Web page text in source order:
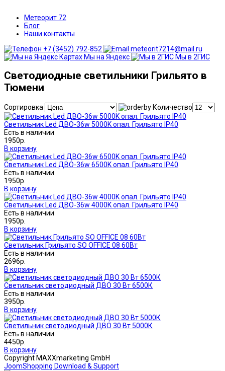
Метеорит 72
Блог
Наши контакты
+7 (3452) 792-852
meteorit7214@mail.ru
Мы на Яндекс
Мы в 2ГИС
Светодиодные светильники Грильято в
Тюмени
Сортировка Количество
Светильник Led ДВО-36w 5000K опал. Грильято IP40
Есть в наличии
1950р.
В корзину
Светильник Led ДВО-36w 6500K опал. Грильято IP40
Есть в наличии
1950р.
В корзину
Светильник Led ДВО-36w 4000K опал. Грильято IP40
Есть в наличии
1950р.
В корзину
Светильник Грильято SO OFFICE 08 60Вт
Есть в наличии
2696р.
В корзину
Светильник светодиодный ДВО 30 Вт 6500К
Есть в наличии
3950р.
В корзину
Светильник светодиодный ДВО 30 Вт 5000К
Есть в наличии
4450р.
В корзину
Copyright MAXXmarketing GmbH
JoomShopping Download & Support